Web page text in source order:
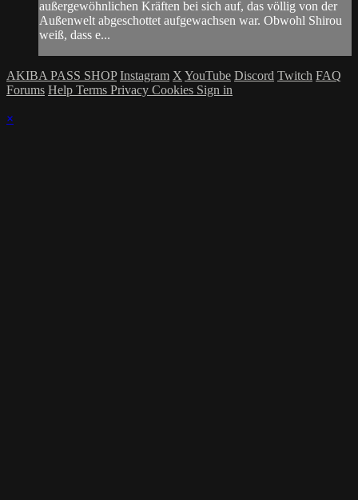
außergewöhnlichen Kräften bei sich auf, das völlig von der
Außenwelt abgeschottet aufgewachsen war. Obwohl Shirou
weiß, dass e...
AKIBA PASS SHOP Instagram X YouTube Discord Twitch FAQ
Forums Help Terms Privacy Cookies Sign in
×